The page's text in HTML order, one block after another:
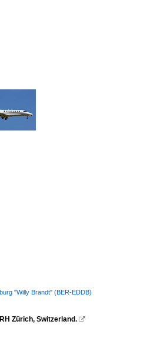
"Willy Brandt" (BER-EDDB)
Zürich, Switzerland. 